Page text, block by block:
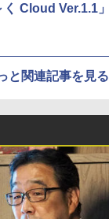
Cloud Ver.1.1」
と関連記事を見る